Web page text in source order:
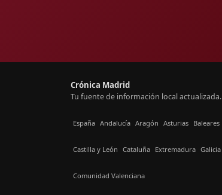
Crónica Madrid
Tu fuente de información local actualizada.
España Andalucía Aragón Asturias Baleares
Castilla y León Cataluña Extremadura Galicia
Comunidad Valenciana